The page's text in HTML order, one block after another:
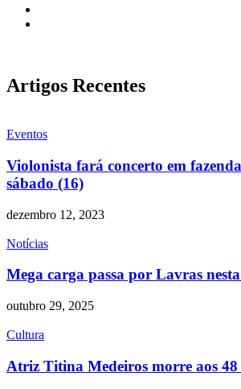
Artigos Recentes
Eventos
Violonista fará concerto em
sábado (16)
dezembro 12, 2023
Notícias
Mega carga passa por Lavras
outubro 29, 2025
Cultura
Atriz Titina Medeiros morre aos 48